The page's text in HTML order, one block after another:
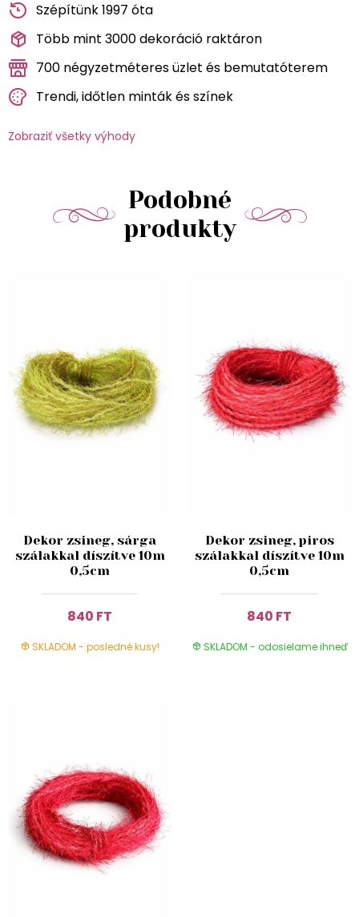
Szépítünk 1997 óta
Több mint 3000 dekoráció raktáron
700 négyzetméteres üzlet és bemutatóterem
Trendi, időtlen minták és színek
Zobraziť všetky výhody
Podobné
produkty
Dekor zsineg, sárga
szálakkal díszítve 10m
0,5cm
840 FT
SKLADOM - posledné kusy!
Dekor zsineg, piros
szálakkal díszítve 10m
0,5cm
840 FT
SKLADOM - odosielame ihneď